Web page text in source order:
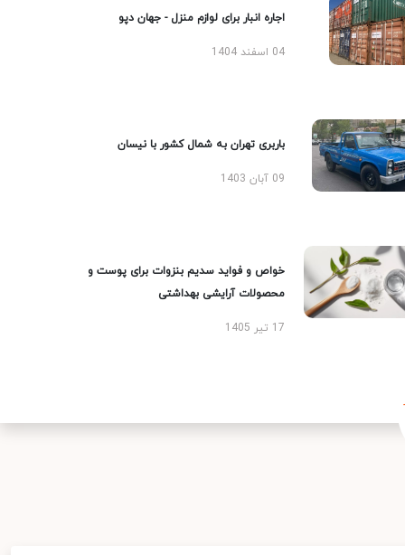
اجاره انبار برای لوازم منزل - جهان دپو
04 اسفند 1404
باربری تهران به شمال کشور با نیسان
09 آبان 1403
خواص و فواید سدیم بنزوات برای پوست و
محصولات آرایشی بهداشتی
17 تیر 1405